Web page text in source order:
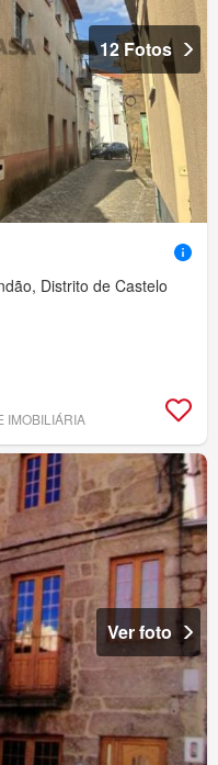
12 Fotos
Distrito de Castelo
IMOBILIÁRIA
Ver foto